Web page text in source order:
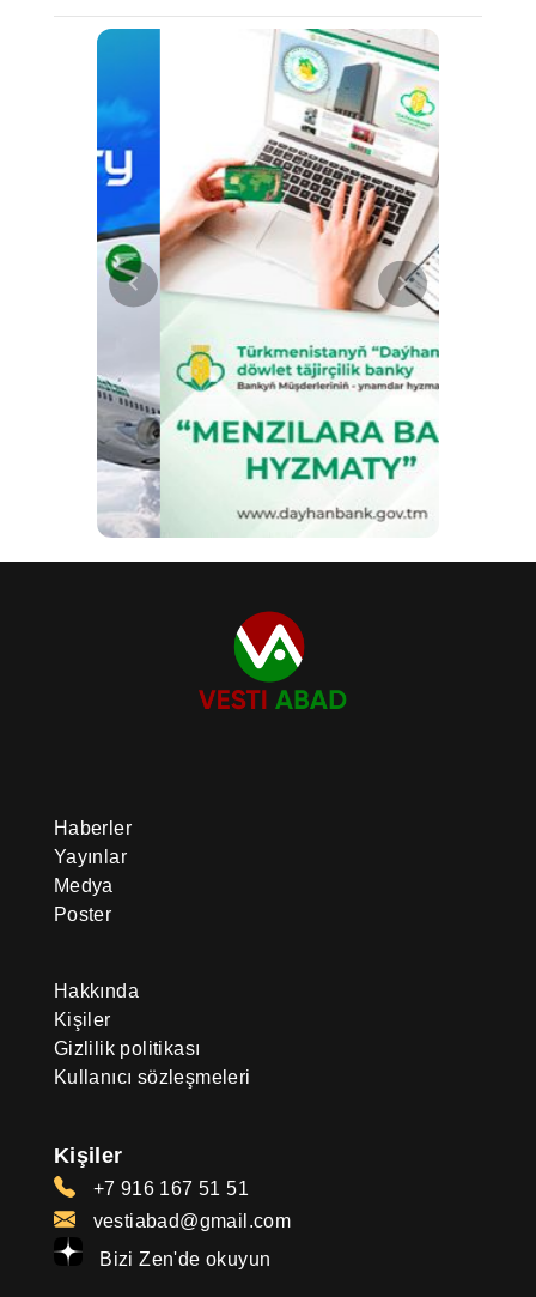
Haberler
Yayınlar
Medya
Poster
Hakkında
Kişiler
Gizlilik politikası
Kullanıcı sözleşmeleri
Kişiler
+7 916 167 51 51
vestiabad@gmail.com
Bizi Zen'de okuyun